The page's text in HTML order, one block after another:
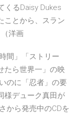
くるDaisy Dukes
ことから、スラン
洋画
間」「ストリー
たら世界一」の映
のに「忍者」の要
様デューク真田が
から発売中のCDを